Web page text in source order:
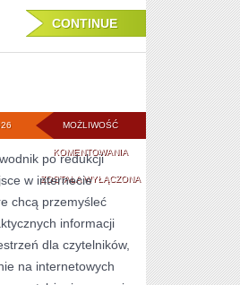
CONTINUE
MOŻLIWOŚĆ
KOMENTOWANIAHISTORIE
SUKCESU
ZOSTAŁA WYŁĄCZONA
po redukcji
w internecie
chcą przemyśleć
informacji
dla czytelników,
na internetowych